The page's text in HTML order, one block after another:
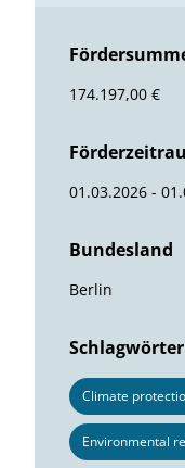
174.197,00 €
01.03.2026 -
Bundesland
Berlin
Schlagwörter
Climate
Environmental